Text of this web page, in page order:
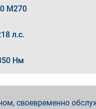
M270
л.с.
Нм
своевременно